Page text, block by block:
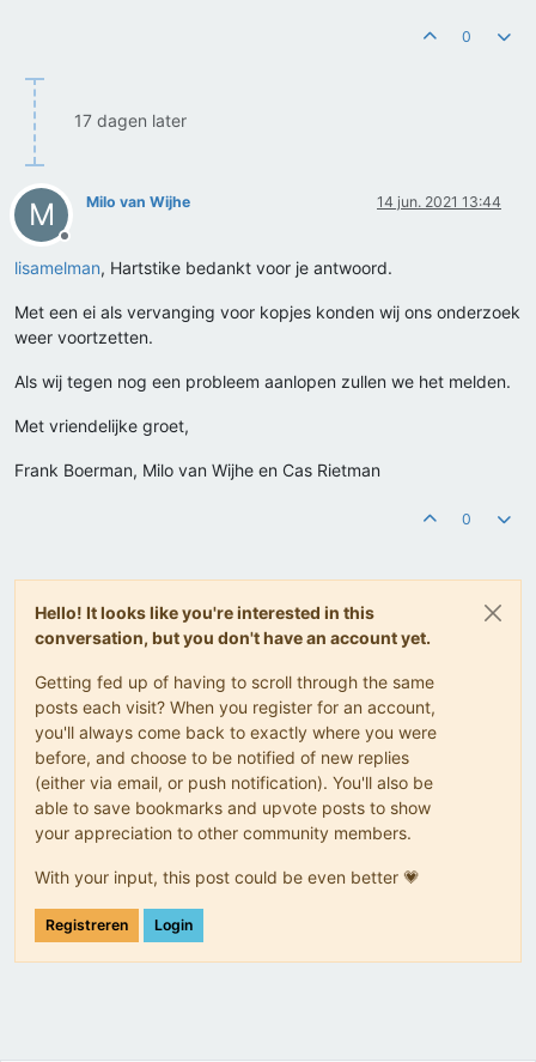
0
17 dagen later
M
Offline
Milo van Wijhe 14 jun. 2021 13:44
lisamelman, Hartstike bedankt voor je antwoord.
Met een ei als vervanging voor kopjes konden wij ons onderzoek
weer voortzetten.
Als wij tegen nog een probleem aanlopen zullen we het melden.
Met vriendelijke groet,
Frank Boerman, Milo van Wijhe en Cas Rietman
0
Hello! It looks like you're interested in this
conversation, but you don't have an account yet.
Getting fed up of having to scroll through the same
posts each visit? When you register for an account,
you'll always come back to exactly where you were
before, and choose to be notified of new replies
(either via email, or push notification). You'll also be
able to save bookmarks and upvote posts to show
your appreciation to other community members.
With your input, this post could be even better 💗
Registreren Login